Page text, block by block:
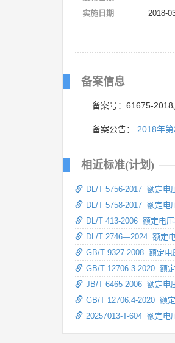
实施日期
2018-
备案信息
备案号：61675-2018
备案公告： 2018年
相近标准(计划)
DL/T 5756-2017 额定电
DL/T 5758-2017 额定电
DL/T 413-2006 额定电
DL/T 2746—2024 额定
GB/T 9327-2008 额定电
GB/T 12706.3-2020 额
JB/T 6465-2006 额定电
GB/T 12706.4-2020 额
20257013-T-604 额定电